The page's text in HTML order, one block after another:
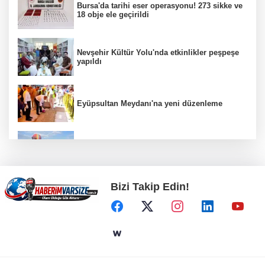
Bursa'da tarihi eser operasyonu! 273 sikke ve
18 obje ele geçirildi
Nevşehir Kültür Yolu'nda etkinlikler peşpeşe
yapıldı
Eyüpsultan Meydanı'na yeni düzenleme
ATA Çiftliği Yoncaları Atatürk Parkı'na ulaştı
İstanbul Maltepe’de çocuklar kitapların renkli
Bizi Takip Edin!